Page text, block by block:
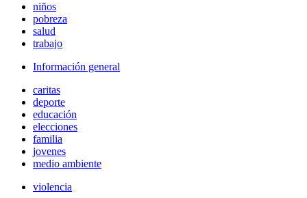
niños
pobreza
salud
trabajo
Información general
caritas
deporte
educación
elecciones
familia
jovenes
medio ambiente
violencia